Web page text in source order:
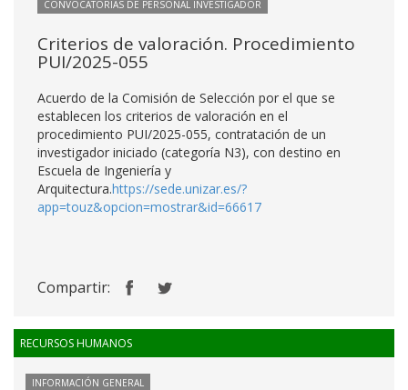
CONVOCATORIAS DE PERSONAL INVESTIGADOR
Criterios de valoración. Procedimiento
PUI/2025-055
Acuerdo de la Comisión de Selección por el que se
establecen los criterios de valoración en el
procedimiento PUI/2025-055, contratación de un
investigador iniciado (categoría N3), con destino en
Escuela de Ingeniería y
Arquitectura.https://sede.unizar.es/?
app=touz&opcion=mostrar&id=66617
Compartir:
RECURSOS HUMANOS
INFORMACIÓN GENERAL